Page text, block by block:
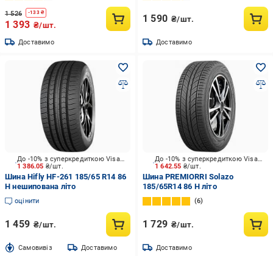
1 526 -133₴
1 393 ₴/шт.
Доставимо
1 590 ₴/шт.
Доставимо
1 386.05 ₴/шт.
До -10% з суперкредиткою Visa Вигода
Шина Hifly HF-261 185/65 R14 86
H нешипована літо
оцінити
1 459 ₴/шт.
Cамовивіз Доставимо
1 642.55 ₴/шт.
До -10% з суперкредиткою Visa Вигода
Шина PREMIORRI Solazo
185/65R14 86 H літо
6
1 729 ₴/шт.
Доставимо